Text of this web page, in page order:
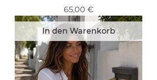
Preis
65,00 €
In den Warenkorb